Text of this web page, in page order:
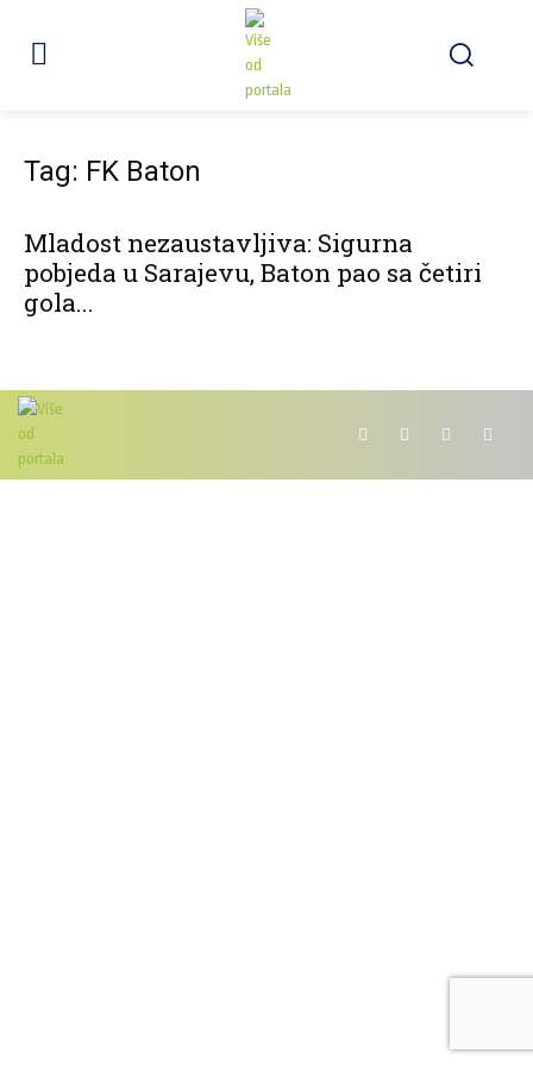
Tag: FK Baton
Mladost nezaustavljiva: Sigurna
pobjeda u Sarajevu, Baton pao sa četiri
gola...